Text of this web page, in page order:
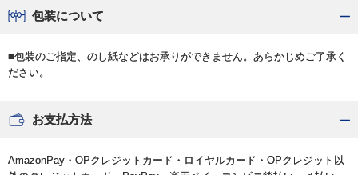
包装について
■包装のご指定、のし紙などはお承りができません。あらかじめご了承く
ださい。
お支払方法
AmazonPay・OPクレジットカード・ロイヤルカード・OPクレジット以